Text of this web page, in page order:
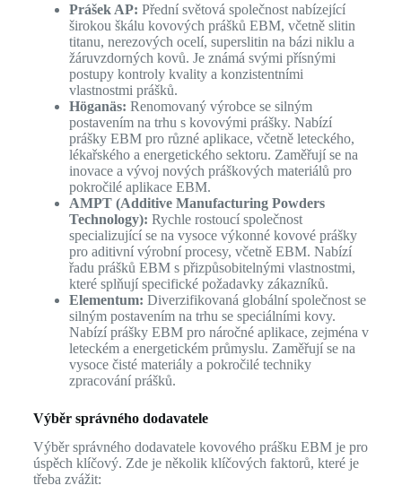
Prášek AP: Přední světová společnost nabízející
širokou škálu kovových prášků EBM, včetně slitin
titanu, nerezových ocelí, superslitin na bázi niklu a
žáruvzdorných kovů. Je známá svými přísnými
postupy kontroly kvality a konzistentními
vlastnostmi prášků.
Höganäs: Renomovaný výrobce se silným
postavením na trhu s kovovými prášky. Nabízí
prášky EBM pro různé aplikace, včetně leteckého,
lékařského a energetického sektoru. Zaměřují se na
inovace a vývoj nových práškových materiálů pro
pokročilé aplikace EBM.
AMPT (Additive Manufacturing Powders
Technology): Rychle rostoucí společnost
specializující se na vysoce výkonné kovové prášky
pro aditivní výrobní procesy, včetně EBM. Nabízí
řadu prášků EBM s přizpůsobitelnými vlastnostmi,
které splňují specifické požadavky zákazníků.
Elementum: Diverzifikovaná globální společnost se
silným postavením na trhu se speciálními kovy.
Nabízí prášky EBM pro náročné aplikace, zejména v
leteckém a energetickém průmyslu. Zaměřují se na
vysoce čisté materiály a pokročilé techniky
zpracování prášků.
Výběr správného dodavatele
Výběr správného dodavatele kovového prášku EBM je pro
úspěch klíčový. Zde je několik klíčových faktorů, které je
třeba zvážit: